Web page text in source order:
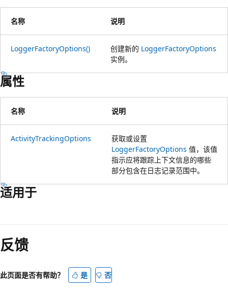
名称 说明
LoggerFactoryOptions() 创建新的 LoggerFactoryOptions
实例。
属性
名称 说明
ActivityTrackingOptions
获取或设置
LoggerFactoryOptions 值，该值
指示应将跟踪上下文信息的哪些
部分包含在日志记录范围中。
适用于
读
模
已
反馈
此页面是否有帮助？ 是 否